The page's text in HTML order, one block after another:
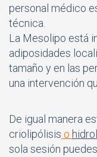
personal médico
técnica.
La Mesolipo está
adiposidades
tamaño y en las
una intervención
De igual manera
criolipólisis o
sola sesión